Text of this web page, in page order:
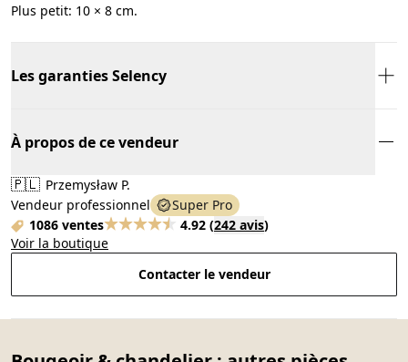
Plus petit: 10 × 8 cm.
Les garanties Selency
À propos de ce vendeur
🇵🇱 Przemysław P.
Vendeur professionnel
Super Pro
1086 ventes
4.92 (242 avis)
Voir la boutique
Contacter le vendeur